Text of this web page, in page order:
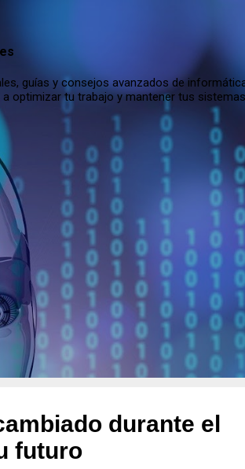
guías y consejos avanzados de
optimizar tu trabajo y mantener tus
durante el
futuro